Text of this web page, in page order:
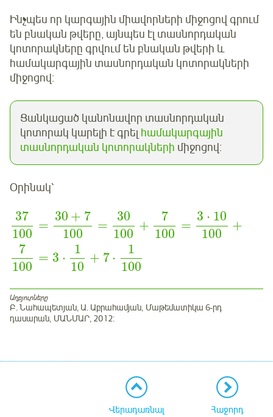
Ինչպես որ կարգային միավորների միջոցով գրում
են բնական թվերը, այնպես էլ տասնորդական
կոտորակները գրվում են բնական թվերի և
համակարգային տասնորդական կոտորակների
միջոցով:
Ցանկացած կանոնավոր տասնորդական
կոտորակ կարելի է գրել համակարգային
տասնորդական կոտորակների միջոցով:
Օրինակ՝
37
100
=
30 + 7
100
=
30
100
+
7
100
=
3 ⋅ 10
100
+
7
100
= 3 ⋅
1
10
+ 7 ⋅
1
100
Աղբյուրները
Բ. Նահապետյան, Ա. Աբրահամյան, Մաթեմատիկա 6-րդ
դասարան, ՄԱՆՄԱՐ, 2012:
Վերադառնալ
Հաջորդ